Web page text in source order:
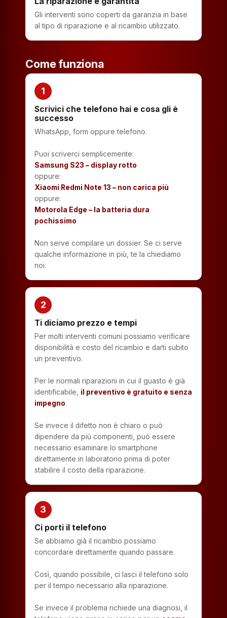
Gli interventi sono coperti da garanzia in base
al tipo di riparazione e al ricambio utilizzato.
Come funziona
1
Scrivici che telefono hai e cosa gli è
successo
WhatsApp, form oppure telefono.
Puoi scriverci semplicemente:
Samsung S23 – display rotto
oppure:
Xiaomi Redmi Note 13 – non carica più
oppure:
Motorola Edge – la batteria dura
pochissimo
Non serve compilare un dossier. Se ci serve
qualche informazione in più, te la chiediamo
noi.
2
Ti diciamo prezzo e tempi
Per molti interventi comuni possiamo verificare
disponibilità e costo del ricambio e darti subito
un preventivo.
Per le normali riparazioni in cui il guasto è già
identificabile, il preventivo è gratuito e senza
impegno.
Se invece il difetto non è chiaro o può
dipendere da più componenti, può essere
necessario esaminare lo smartphone
direttamente in laboratorio prima di poter
stabilire il costo della riparazione.
3
Ci porti il telefono
Se abbiamo già il ricambio possiamo
concordare direttamente quando passare.
Così, quando possibile, ci lasci il telefono solo
per il tempo necessario alla riparazione.
Se invece il problema richiede una diagnosi, il